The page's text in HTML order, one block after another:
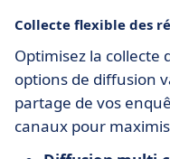
Collecte flexible des
Optimisez la collecte
options de diffusion
partage de vos
canaux pour